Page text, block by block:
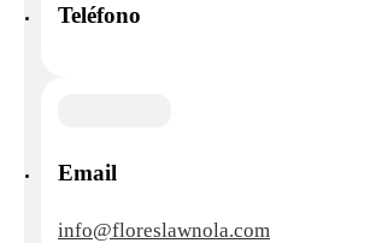
Teléfono
Email
info@floreslawnola.com